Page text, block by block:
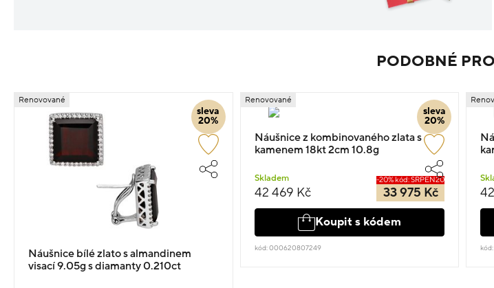
PODOBNÉ
sleva
20%
Renovované
Náušnice bílé zlato s almandinem
visací 9.05g s diamanty 0.210ct
sleva
20%
Renovované
Náušnice z kombinovaného zlata s
kamenem 18kt 2cm 10.8g
Skladem
42 469 Kč
-20% kód: SRPEN20
33 975 Kč
Koupit s kódem
kód: 000620807249